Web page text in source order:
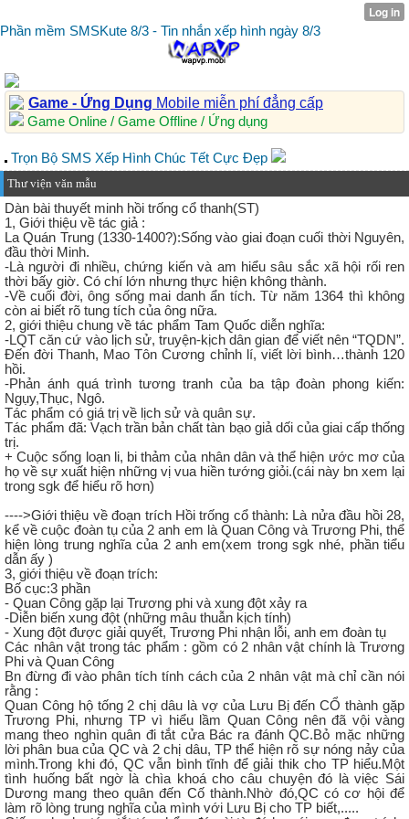
Phần mềm SMSKute 8/3 - Tin nhắn xếp hình ngày 8/3
Game - Ứng Dụng Mobile miễn phí đẳng cấp
Game Online / Game Offline / Ứng dụng
Trọn Bộ SMS Xếp Hình Chúc Tết Cực Đẹp
Thư viện văn mẫu
Dàn bài thuyết minh hồi trống cổ thanh(ST)
1, Giới thiệu về tác giả :
La Quán Trung (1330-1400?):Sống vào giai đoạn cuối thời Nguyên,
đầu thời Minh.
-Là người đi nhiều, chứng kiến và am hiểu sâu sắc xã hội rối ren
thời bấy giờ. Có chí lớn nhưng thực hiện không thành.
-Về cuối đời, ông sống mai danh ẩn tích. Từ năm 1364 thì không
còn ai biết rõ tung tích của ông nữa.
2, giới thiệu chung về tác phẩm Tam Quốc diễn nghĩa:
-LQT căn cứ vào lịch sử, truyện-kịch dân gian để viết nên “TQDN”.
Đến đời Thanh, Mao Tôn Cương chỉnh lí, viết lời bình…thành 120
hồi.
-Phản ánh quá trình tương tranh của ba tập đoàn phong kiến:
Ngụy,Thục, Ngô.
Tác phẩm có giá trị về lịch sử và quân sự.
Tác phẩm đã: Vạch trần bản chất tàn bạo giả dối của giai cấp thống
trị.
+ Cuộc sống loạn li, bi thảm của nhân dân và thể hiện ước mơ của
họ về sự xuất hiện những vị vua hiền tướng giỏi.(cái này bn xem lại
trong sgk để hiểu rõ hơn)
---->Giới thiệu về đoạn trích Hồi trống cổ thành: Là nửa đầu hồi 28,
kể về cuộc đoàn tụ của 2 anh em là Quan Công và Trương Phi, thể
hiện lòng trung nghĩa của 2 anh em(xem trong sgk nhé, phần tiểu
dẫn ấy )
3, giới thiệu về đoạn trích:
Bố cục:3 phần
- Quan Công gặp lại Trương phi và xung đột xảy ra
-Diễn biến xung đột (những mâu thuẫn kịch tính)
- Xung đột được giải quyết, Trương Phi nhận lỗi, anh em đoàn tụ
Các nhân vật trong tác phẩm : gồm có 2 nhân vật chính là Trương
Phi và Quan Công
Bn đừng đi vào phân tích tính cách của 2 nhân vật mà chỉ cần nói
rằng :
Quan Công hộ tống 2 chị dâu là vợ của Lưu Bị đến CỔ thành gặp
Trương Phi, nhưng TP vì hiểu lầm Quan Công nên đã vội vàng
mang theo nghìn quân đi tắt cửa Bác ra đánh QC.Bỏ mặc những
lời phân bua của QC và 2 chị dâu, TP thể hiện rõ sự nóng nảy của
mình.Trong khi đó, QC vẫn bình tĩnh để giải thik cho TP hiểu.Một
tình huống bất ngờ là chìa khoá cho câu chuyện đó là việc Sái
Dương mang theo quân đến Cố thành.Nhờ đó,QC có cơ hội để
làm rõ lòng trung nghĩa của mình với Lưu Bị cho TP biết,.....